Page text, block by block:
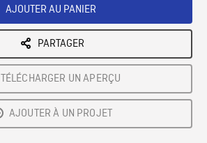
AJOUTER AU PANIER
PARTAGER
TÉLÉCHARGER UN APERÇU
AJOUTER À UN PROJET